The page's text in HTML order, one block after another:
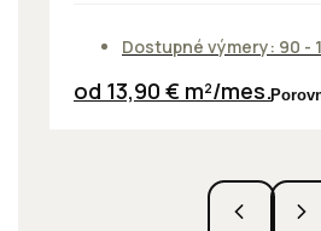
Dostupné výmery: 90 -
od 13,90 € m²/mes.